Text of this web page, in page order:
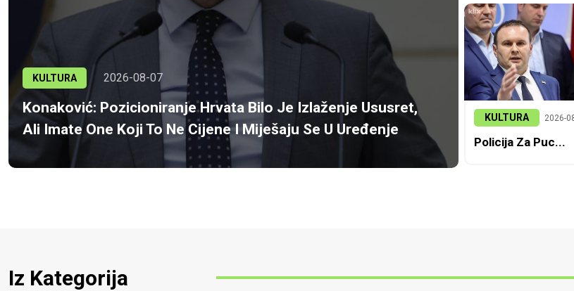
KULTURA 2026-08-07
Konaković: Pozicioniranje Hrvata Bilo Je Izlaženje Ususret,
Ali Imate One Koji To Ne Cijene I Miješaju Se U Uređenje
KULTURA 2026-
Policija Za Puc...
Iz Kategorija